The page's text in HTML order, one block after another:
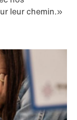
leur chemin.»